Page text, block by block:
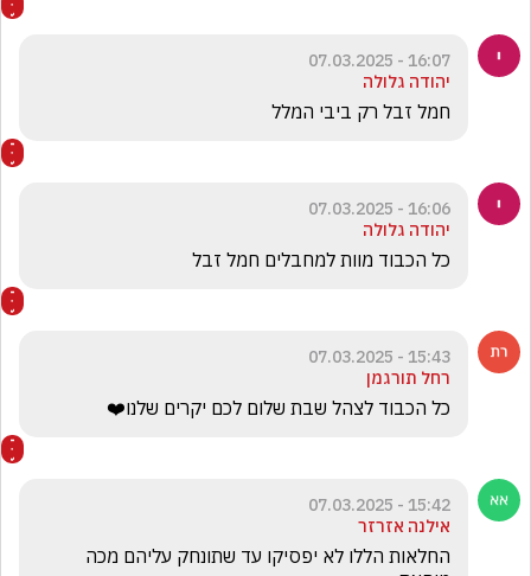
16:07 - 07.03.2025
יהודה גלולה
חמל זבל רק ביבי המלל
16:06 - 07.03.2025
יהודה גלולה
כל הכבוד מוות למחבלים חמל זבל
15:43 - 07.03.2025
רחל תורגמן
כל הכבוד לצהל שבת שלום לכם יקרים שלנו❤️
15:42 - 07.03.2025
אילנה אזרזר